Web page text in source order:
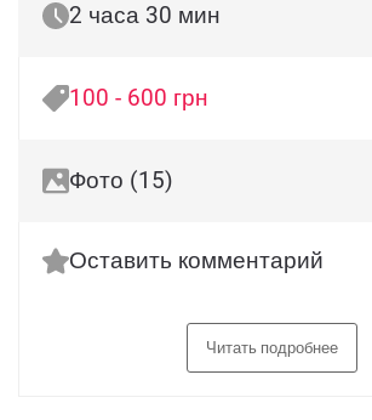
2 часа 30 мин
100 - 600 грн
Фото (15)
Оставить комментарий
Читать подробнее